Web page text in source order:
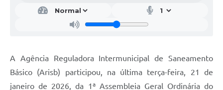
A Agência Reguladora Intermunicipal de Saneamento
Básico (Arisb) participou, na última terça-feira, 21 de
janeiro de 2026, da 1ª Assembleia Geral Ordinária do